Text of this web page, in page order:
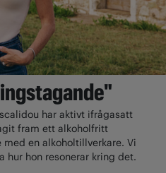
har aktivt ifrågasatt
fram ett alkoholfritt
en alkoholtillverkare. Vi
hur hon resonerar kring det.